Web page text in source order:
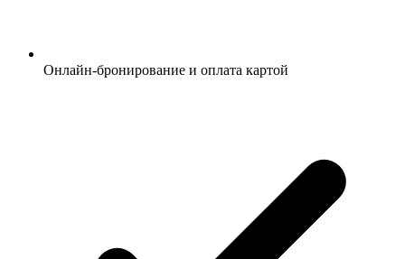
Онлайн-бронирование и оплата картой